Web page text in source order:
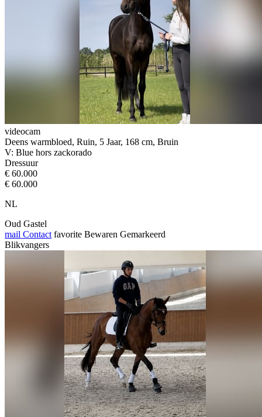
videocam
Deens warmbloed, Ruin, 5 Jaar, 168 cm, Bruin
V: Blue hors zackorado
Dressuur
€ 60.000
€ 60.000
NL
Oud Gastel
mail Contact favorite Bewaren Gemarkeerd
Blikvangers